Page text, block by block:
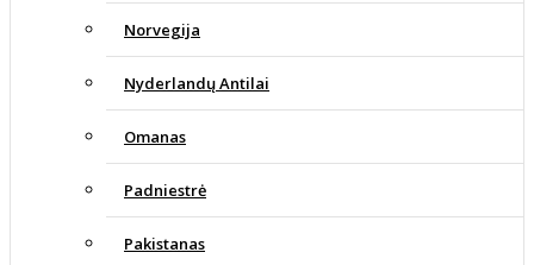
Norvegija
Nyderlandų Antilai
Omanas
Padniestrė
Pakistanas